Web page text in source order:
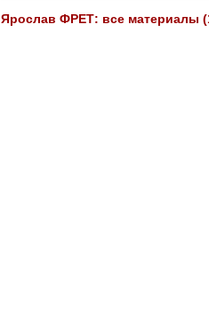
Ярослав ФРЕТ: все материалы